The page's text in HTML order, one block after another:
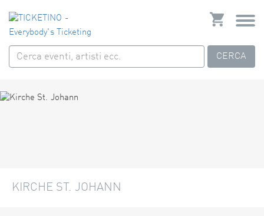
CERCA
KIRCHE ST. JOHANN